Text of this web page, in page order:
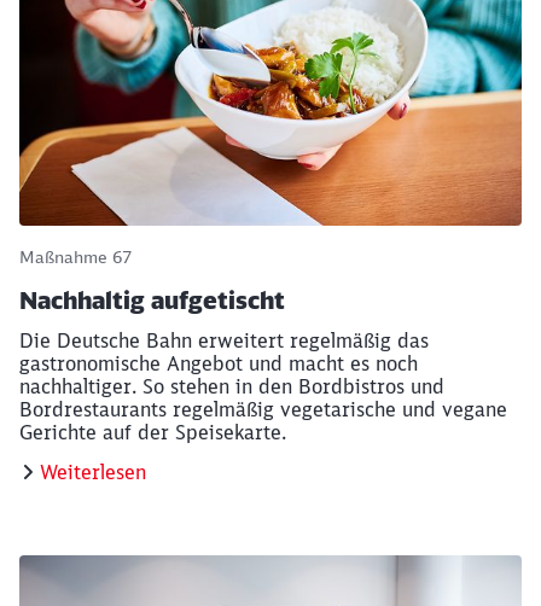
Maßnahme 67
Nachhaltig aufgetischt
Die Deutsche Bahn erweitert regelmäßig das
gastronomische Angebot und macht es noch
nachhaltiger. So stehen in den Bordbistros und
Bordrestaurants regelmäßig vegetarische und vegane
Gerichte auf der Speisekarte.
Weiterlesen